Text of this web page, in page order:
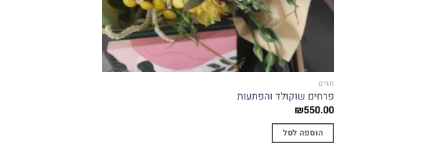
חגים
פרחים שוקולד והפתעות
₪550.00
הוספה לסל